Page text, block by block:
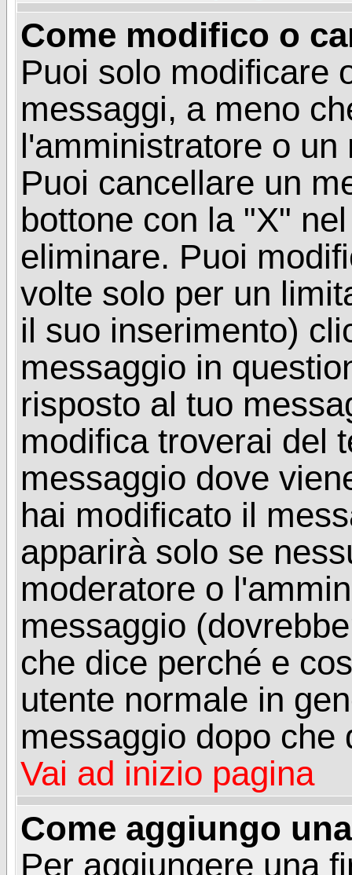
Come modifico o
Puoi solo modificare
messaggi, a meno
l'amministratore o
Puoi cancellare un
bottone con la "X"
eliminare. Puoi
volte solo per un
il suo inserimento)
messaggio in
risposto al tuo
modifica troverai del
messaggio dove
hai modificato il
apparirà solo se
moderatore o
messaggio
che dice perché e
utente normale in
messaggio dopo che
Vai ad inizio pagina
Come aggiungo
Per aggiungere una